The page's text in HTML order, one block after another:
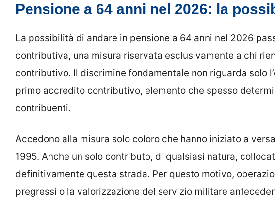
Pensione a 64 anni nel 2026: la
La possibilità di andare in pensione a 64 anni nel 2026
contributiva, una misura riservata esclusivamente a chi
contributivo. Il discrimine fondamentale non riguarda solo
primo accredito contributivo, elemento che spesso
contribuenti.
Accedono alla misura solo coloro che hanno iniziato a
1995. Anche un solo contributo, di qualsiasi natura,
definitivamente questa strada. Per questo motivo,
pregressi o la valorizzazione del servizio militare